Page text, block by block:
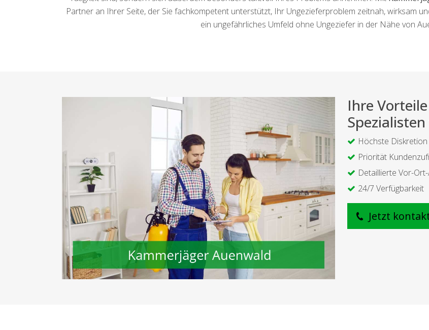
Partner an Ihrer Seite, der Sie fachkompetent unterstützt, Ihr Ungezieferproblem zeitnah, wirksam
ein ungefährliches Umfeld ohne Ungeziefer in der Nähe von
Ihre
Höchste Diskretion
Priorität
Detaillierte Vor-
24/7 Verfügbarkeit
Jetzt